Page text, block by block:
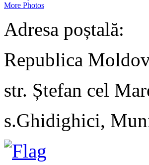
More Photos
Adresa poștală:
Republica
str. Ștefan cel
s.Ghidighici,